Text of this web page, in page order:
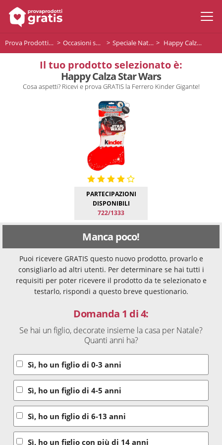
Prova Prodotti Gratis Occasioni speciali Speciale Natale Happy Calza Star Wars
Il tuo prodotto selezionato è:
Happy Calza Star Wars
Cosa aspetti? Ricevi e prova GRATIS la Ferrero Kinder Gigante!
PARTECIPAZIONI
DISPONIBILI
722/1333
Manca poco!
Puoi ricevere GRATIS questo nuovo prodotto, provarlo e
consigliarlo ad altri utenti. Per determinare se hai tutti i
requisiti per poter ricevere il prodotto da te selezionato e
testarlo, rispondi a questo breve questionario.
Domanda 1 di 4:
Se hai un figlio, decorate insieme la casa per Natale?
Quanti anni ha?
Sì, ho un figlio di 0-3 anni
Sì, ho un figlio di 4-5 anni
Sì, ho un figlio di 6-13 anni
Sì, ho un figlio con più di 14 anni